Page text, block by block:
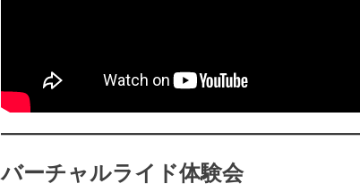
バーチャルライド体験会